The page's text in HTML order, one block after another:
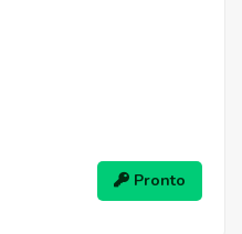
Pronto